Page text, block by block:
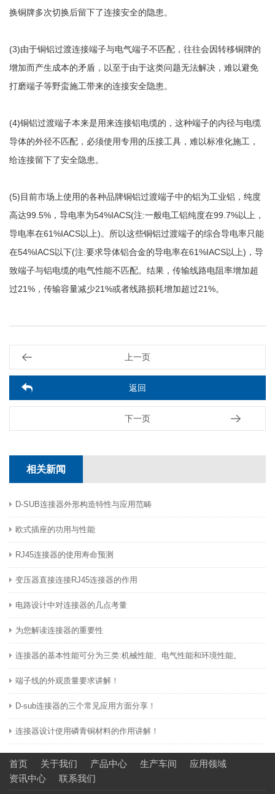
换铜牌多次切换后留下了连接安全的隐患。
(3)由于铜铝过渡连接端子与电气端子不匹配，往往会因转移铜牌的
增加而产生成本的矛盾，以至于由于这类问题无法解决，难以避免
打磨端子等野蛮施工带来的连接安全隐患。
(4)铜铝过渡端子本来是用来连接铝电缆的，这种端子的内径与电缆
导体的外径不匹配，必须使用专用的压接工具，难以标准化施工，
给连接留下了安全隐患。
(5)目前市场上使用的各种品牌铜铝过渡端子中的铝为工业铝，纯度
高达99.5%，导电率为54%IACS(注:一般电工铝纯度在99.7%以上，
导电率在61%IACS以上)。所以这些铜铝过渡端子的综合导电率只能
在54%IACS以下(注:要求导体铝合金的导电率在61%IACS以上)，导
致端子与铝电缆的电气性能不匹配。结果，传输线路电阻率增加超
过21%，传输容量减少21%或者线路损耗增加超过21%。
上一页
返回
下一页
相关新闻
D-SUB连接器外形构造特性与​应用范畴
欧式插座的功用与性能
RJ45连接器的使用寿命预测
变压器直接连接RJ45连接器的作用
电路设计中对连接器的几点考量
为您解读连接器的重要性
连接器的基本性能可分为三类:机械性能、电气性能和环境性能。
端子线的外观质量要求讲解！
D-sub连接器的三个常见应用方面分享！
连接器设计使用磷青铜材料的作用讲解！
首页 关于我们 产品中心 生产车间
应用领域
资讯中心
联系我们